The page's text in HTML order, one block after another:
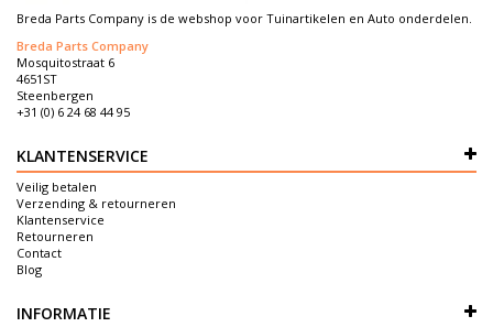
Breda Parts Company is de webshop voor Tuinartikelen en Auto onderdelen.
Breda Parts Company
Mosquitostraat 6
4651ST
Steenbergen
+31 (0) 6 24 68 44 95
KLANTENSERVICE
Veilig betalen
Verzending & retourneren
Klantenservice
Retourneren
Contact
Blog
INFORMATIE